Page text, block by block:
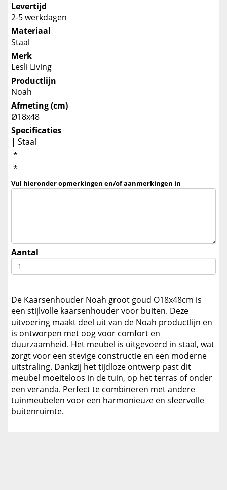
Levertijd
2-5 werkdagen
Materiaal
Staal
Merk
Lesli Living
Productlijn
Noah
Afmeting (cm)
Ø18x48
Specificaties
| Staal
*
*
Vul hieronder opmerkingen en/of aanmerkingen in
Aantal
De Kaarsenhouder Noah groot goud O18x48cm is
een stijlvolle kaarsenhouder voor buiten. Deze
uitvoering maakt deel uit van de Noah productlijn en
is ontworpen met oog voor comfort en
duurzaamheid. Het meubel is uitgevoerd in staal, wat
zorgt voor een stevige constructie en een moderne
uitstraling. Dankzij het tijdloze ontwerp past dit
meubel moeiteloos in de tuin, op het terras of onder
een veranda. Perfect te combineren met andere
tuinmeubelen voor een harmonieuze en sfeervolle
buitenruimte.